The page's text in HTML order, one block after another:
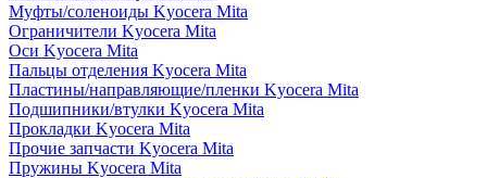
Муфты/соленоиды Kyocera Mita
Ограничители Kyocera Mita
Оси Kyocera Mita
Пальцы отделения Kyocera Mita
Пластины/направляющие/пленки Kyocera Mita
Подшипники/втулки Kyocera Mita
Прокладки Kyocera Mita
Прочие запчасти Kyocera Mita
Пружины Kyocera Mita